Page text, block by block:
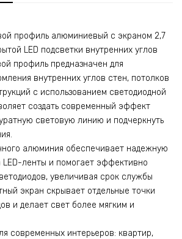
шт
профиль алюминиевый с экраном 2,7
LED подсветки внутренних углов
профиль предназначен для
внутренних углов стен, потолков
с использованием светодиодной
создать современный эффект
световую линию и подчеркнуть
алюминия обеспечивает надежную
ленты и помогает эффективно
увеличивая срок службы
экран скрывает отдельные точки
и делает свет более мягким и
современных интерьеров: квартир,